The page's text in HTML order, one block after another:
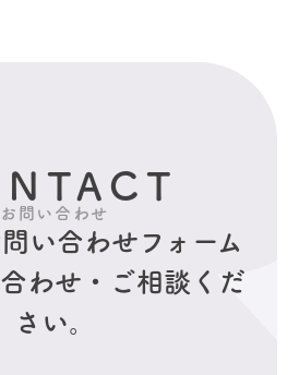
お問い合わせ
い合わせフォーム
わせ・ご相談くだ
さい。